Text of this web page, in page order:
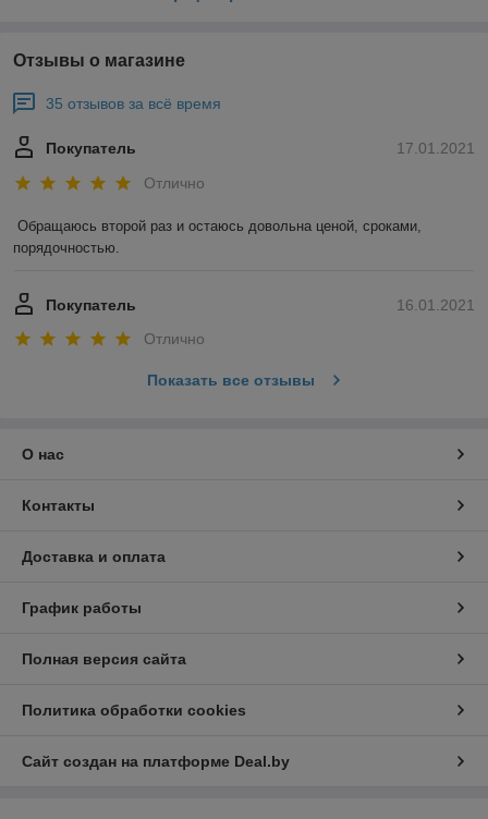
Отзывы о магазине
35 отзывов за всё время
17.01.2021
Покупатель
Отлично
Обращаюсь второй раз и остаюсь довольна ценой, сроками,
порядочностью.
16.01.2021
Покупатель
Отлично
Показать все отзывы
О нас
Контакты
Доставка и оплата
График работы
Полная версия сайта
Политика обработки cookies
Сайт создан на платформе Deal.by